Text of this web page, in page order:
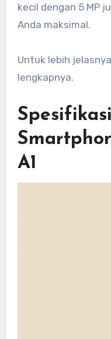
kecil dengan 5 MP
Anda maksimal.
Untuk lebih
lengkapnya.
A1